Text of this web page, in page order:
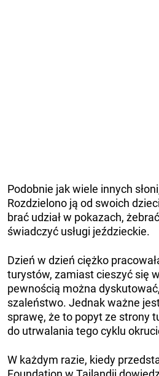
Podobnie jak wiele innych
Rozdzielono ją od swoich
brać udział w pokazach,
świadczyć usługi jeździeckie.
Dzień w dzień ciężko
turystów, zamiast cieszyć się
pewnością można
szaleństwo. Jednak ważne
sprawę, że to popyt ze strony
do utrwalania tego cyklu
W każdym razie, kiedy